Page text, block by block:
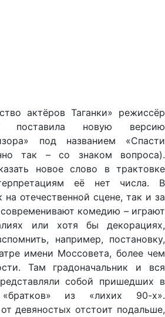
актёров Таганки» режиссёр
поставила новую версию
под названием «Спасти
так – со знаком вопроса).
новое слово в трактовке
её нет числа. В
на отечественной сцене, так и за
комедию – играют
или хотя бы декорациях,
например, постановку,
имени Моссовета, более чем
Там градоначальник и вся
собой пришедших в
из «лихих 90-х».
девяностых отстоит подальше,